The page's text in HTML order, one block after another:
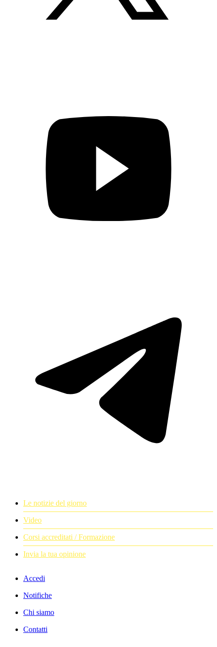
Le notizie del giorno
Video
Corsi accreditati / Formazione
Invia la tua opinione
Accedi
Notifiche
Chi siamo
Contatti